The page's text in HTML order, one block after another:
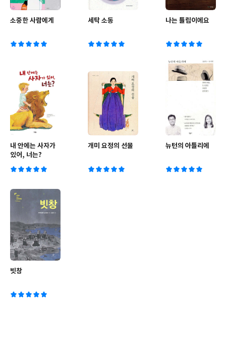
소중한 사람에게 세탁 소동 나는 튤립이에요
내 안에는 사자가
있어, 너는?
개미 요정의 선물 뉴턴의 아틀리에
빗창